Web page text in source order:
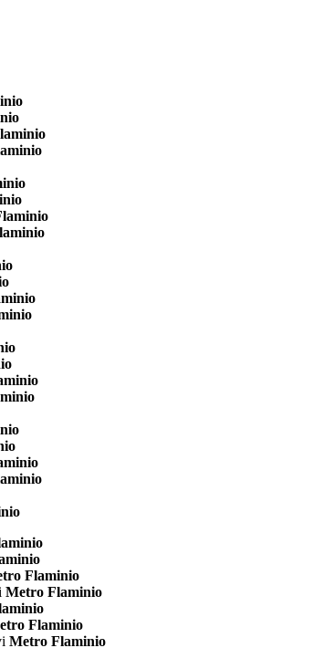
Flaminio
Metro Flaminio
Flaminio
Metro Flaminio